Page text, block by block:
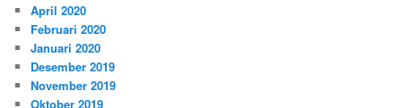
April 2020
Februari 2020
Januari 2020
Desember 2019
November 2019
Oktober 2019